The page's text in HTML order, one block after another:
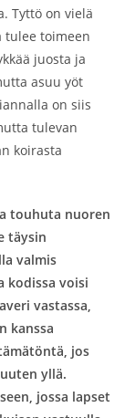
Tyttö on vielä
tulee toimeen
juosta ja
asuu yöt
on siis
tulevan
koirasta
touhuta nuoren
täysin
valmis
kodissa voisi
vastassa,
kanssa
jos
yllä.
jossa lapset